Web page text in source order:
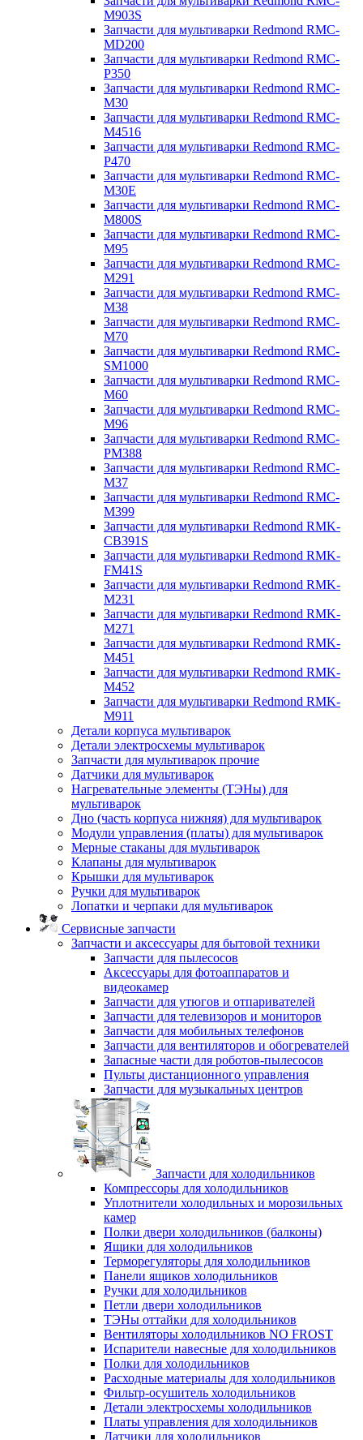
M903S
Запчасти для мультиварки Redmond RMC-
MD200
Запчасти для мультиварки Redmond RMC-
P350
Запчасти для мультиварки Redmond RMC-
M30
Запчасти для мультиварки Redmond RMC-
M4516
Запчасти для мультиварки Redmond RMC-
P470
Запчасти для мультиварки Redmond RMC-
M30E
Запчасти для мультиварки Redmond RMC-
M800S
Запчасти для мультиварки Redmond RMC-
M95
Запчасти для мультиварки Redmond RMC-
M291
Запчасти для мультиварки Redmond RMC-
M38
Запчасти для мультиварки Redmond RMC-
M70
Запчасти для мультиварки Redmond RMC-
SM1000
Запчасти для мультиварки Redmond RMC-
M60
Запчасти для мультиварки Redmond RMC-
M96
Запчасти для мультиварки Redmond RMC-
PM388
Запчасти для мультиварки Redmond RMC-
M37
Запчасти для мультиварки Redmond RMC-
M399
Запчасти для мультиварки Redmond RMK-
CB391S
Запчасти для мультиварки Redmond RMK-
FM41S
Запчасти для мультиварки Redmond RMK-
M231
Запчасти для мультиварки Redmond RMK-
M271
Запчасти для мультиварки Redmond RMK-
M451
Запчасти для мультиварки Redmond RMK-
M452
Запчасти для мультиварки Redmond RMK-
M911
Детали корпуса мультиварок
Детали электросхемы мультиварок
Запчасти для мультиварок прочие
Датчики для мультиварок
Нагревательные элементы (ТЭНы) для
мультиварок
Дно (часть корпуса нижняя) для мультиварок
Модули управления (платы) для мультиварок
Мерные стаканы для мультиварок
Клапаны для мультиварок
Крышки для мультиварок
Ручки для мультиварок
Лопатки и черпаки для мультиварок
Сервисные запчасти
Запчасти и аксессуары для бытовой техники
Запчасти для пылесосов
Аксессуары для фотоаппаратов и
видеокамер
Запчасти для утюгов и отпаривателей
Запчасти для телевизоров и мониторов
Запчасти для мобильных телефонов
Запчасти для вентиляторов и обогревателей
Запасные части для роботов-пылесосов
Пульты дистанционного управления
Запчасти для музыкальных центров
Запчасти для холодильников
Компрессоры для холодильников
Уплотнители холодильных и морозильных
камер
Полки двери холодильников (балконы)
Ящики для холодильников
Терморегуляторы для холодильников
Панели ящиков холодильников
Ручки для холодильников
Петли двери холодильников
ТЭНы оттайки для холодильников
Вентиляторы холодильников NO FROST
Испарители навесные для холодильников
Полки для холодильников
Расходные материалы для холодильников
Фильтр-осушитель холодильников
Детали электросхемы холодильников
Платы управления для холодильников
Датчики для холодильников